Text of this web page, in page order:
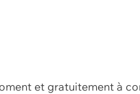
et gratuitement à